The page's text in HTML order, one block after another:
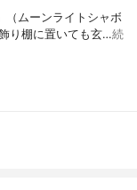
（ムーンライトシャボ
り棚に置いても玄…続